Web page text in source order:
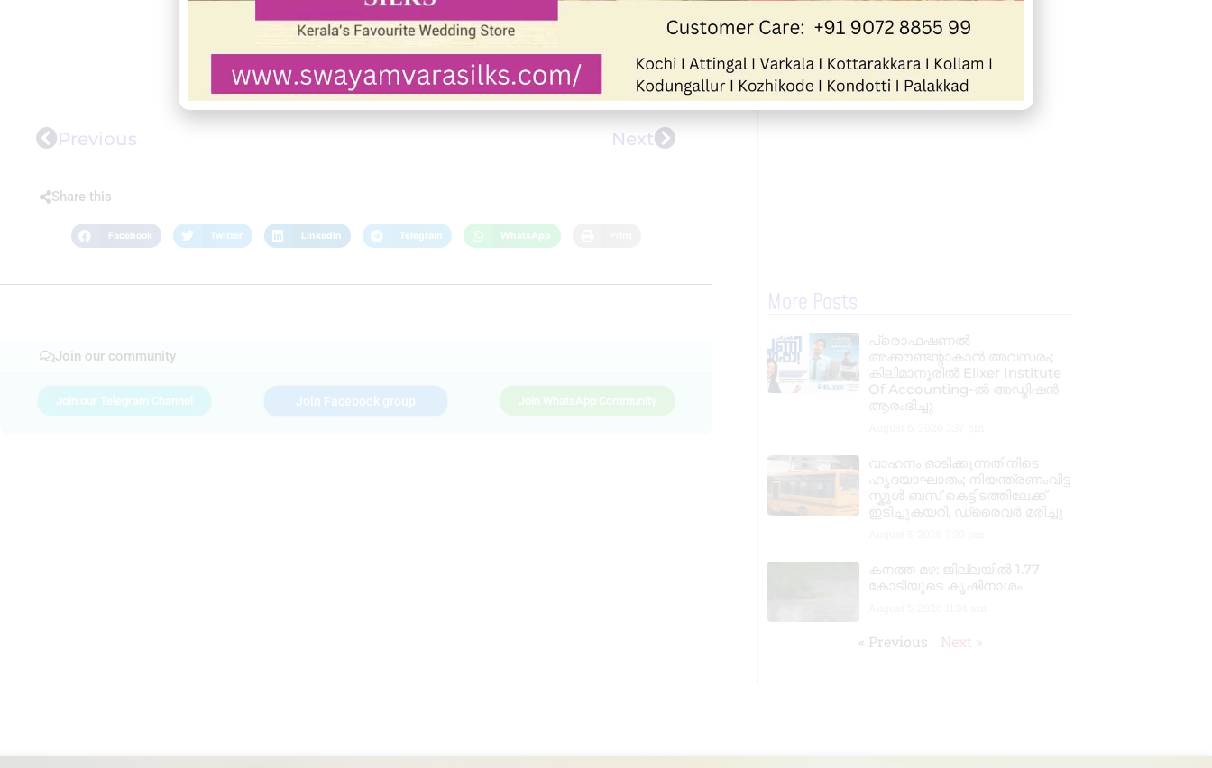
Previous Next
Share this
Facebook Twitter LinkedIn Telegram WhatsApp
Join our community
Join our Telegram Channel Join Facebook group Join WhatsApp Community
More Posts
പ്രൊഫഷണൽ
അക്കൗണ്ടന്റാകാൻ അവസരം;
കിലിമാനൂരിൽ Elixer Institute
Of Accounting-ൽ അഡ്മിഷൻ
ആരംഭിച്ചു
വാഹനം ഓടിക്കുന്നതിനിടെ
ഹൃദയാഘാതം; നിയന്ത്രണംവിട്ട
സ്കൂൾ ബസ് കെട്ടിടത്തിലേക്ക്
ഇടിച്ചുകയറി, ഡ്രൈവർ മരിച്ചു
കനത്ത മഴ: ജില്ലയിൽ 1.77
കോടിയുടെ കൃഷിനാശം
« Previous Next »